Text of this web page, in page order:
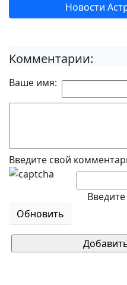
Новости
Комментарии:
Ваше имя:
Введите свой
Обновить